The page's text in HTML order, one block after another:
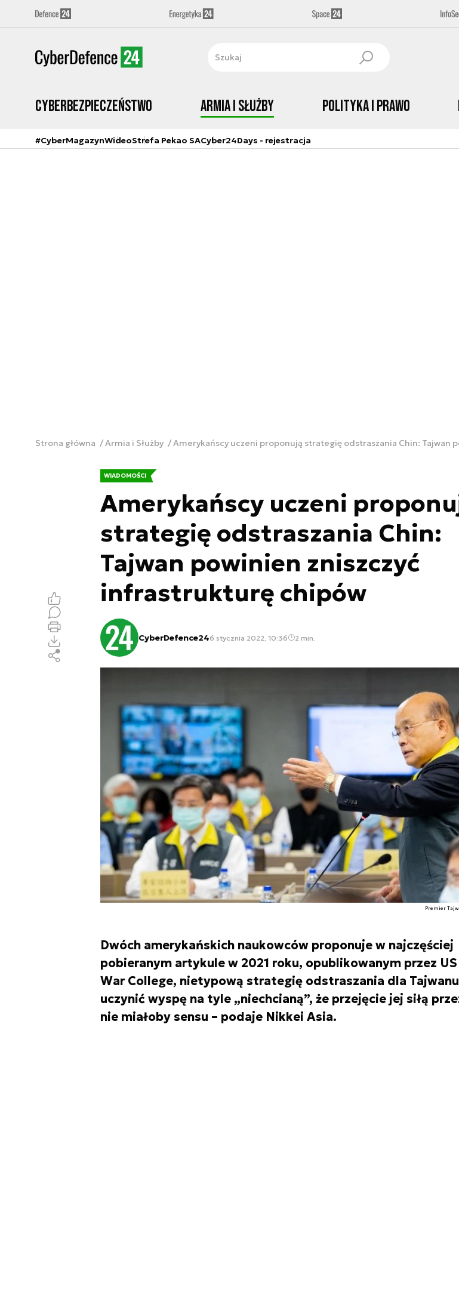
Cyberbezpieczeństwo Armia i Służby Polityka i prawo
#CyberMagazynWideoStrefa Pekao SACyber24Days - rejestracja
Strona główna Armia i Służby Amerykańscy uczeni proponują strategię odstraszania Chin: Tajwan
WIADOMOŚCI
Amerykańscy uczeni
strategię odstraszania Chin:
Tajwan powinien zniszczyć
infrastrukturę chipów
CyberDefence246 stycznia 2022, 10:36 2 min.
Premier
Dwóch amerykańskich naukowców proponuje w najczęściej
pobieranym artykule w 2021 roku, opublikowanym przez
War College, nietypową strategię odstraszania dla
uczynić wyspę na tyle „niechcianą”, że przejęcie jej siłą
nie miałoby sensu – podaje Nikkei Asia.